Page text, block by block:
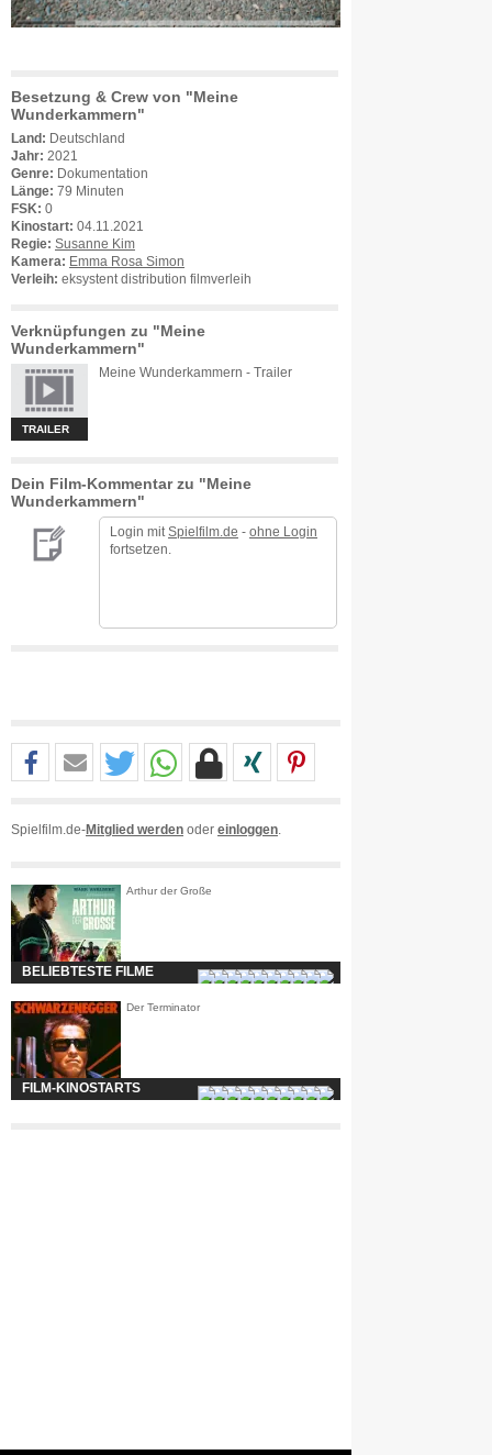
Besetzung & Crew von "Meine
Wunderkammern"
Land: Deutschland
Jahr: 2021
Genre: Dokumentation
Länge: 79 Minuten
FSK: 0
Kinostart: 04.11.2021
Regie: Susanne Kim
Kamera: Emma Rosa Simon
Verleih: eksystent distribution filmverleih
Verknüpfungen zu "Meine
Wunderkammern"
TRAILER
Meine Wunderkammern - Trailer
Dein Film-Kommentar zu "Meine
Wunderkammern"
Login mit Spielfilm.de - ohne Login
fortsetzen.
Spielfilm.de-Mitglied werden oder einloggen
Arthur der Große
BELIEBTESTE FILME
Der Terminator
FILM-KINOSTARTS